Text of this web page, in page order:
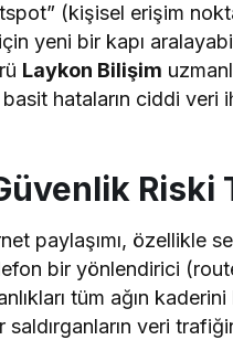
(kişisel erişim
için yeni bir kapı
Laykon Bilişim
hataların ciddi veri
Riski
paylaşımı, özellikle
bir yönlendirici
tüm ağın
saldırganların veri